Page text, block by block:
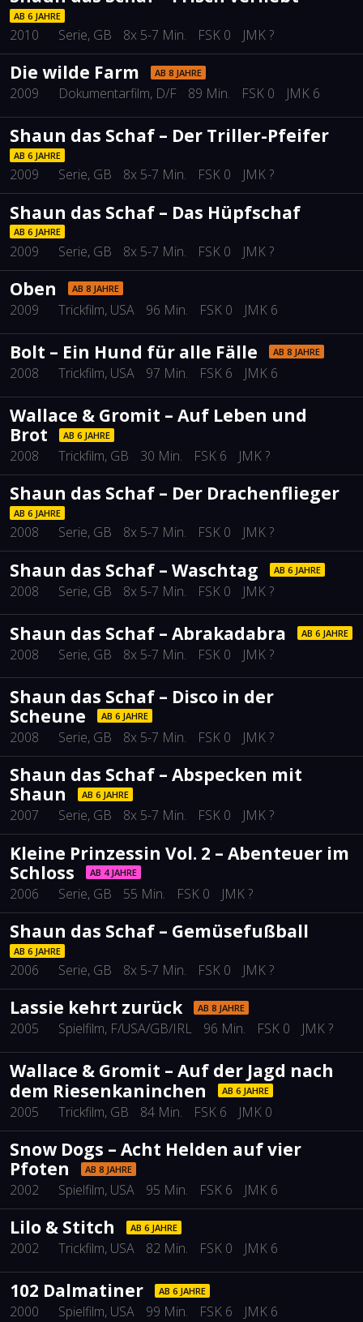
AB 6 JAHRE
2010 Serie, GB 8x 5-7 Min. FSK 0 JMK ?
Die wilde Farm AB 8 JAHRE
2009 Dokumentarfilm, D/F 89 Min. FSK 0 JMK 6
Shaun das Schaf – Der Triller-Pfeifer
AB 6 JAHRE
2009 Serie, GB 8x 5-7 Min. FSK 0 JMK ?
Shaun das Schaf – Das Hüpfschaf
AB 6 JAHRE
2009 Serie, GB 8x 5-7 Min. FSK 0 JMK ?
Oben AB 8 JAHRE
2009 Trickfilm, USA 96 Min. FSK 0 JMK 6
Bolt – Ein Hund für alle Fälle AB 8 JAHRE
2008 Trickfilm, USA 97 Min. FSK 6 JMK 6
Wallace & Gromit – Auf Leben und
Brot
AB 6 JAHRE
2008 Trickfilm, GB 30 Min. FSK 6 JMK ?
Shaun das Schaf – Der Drachenflieger
AB 6 JAHRE
2008 Serie, GB 8x 5-7 Min. FSK 0 JMK ?
Shaun das Schaf – Waschtag AB 6 JAHRE
2008 Serie, GB 8x 5-7 Min. FSK 0 JMK ?
Shaun das Schaf – Abrakadabra AB 6 JAHRE
2008 Serie, GB 8x 5-7 Min. FSK 0 JMK ?
Shaun das Schaf – Disco in der
Scheune
AB 6 JAHRE
2008 Serie, GB 8x 5-7 Min. FSK 0 JMK ?
Shaun das Schaf – Abspecken mit
Shaun
AB 6 JAHRE
2007 Serie, GB 8x 5-7 Min. FSK 0 JMK ?
Kleine Prinzessin Vol. 2 – Abenteuer im
Schloss
AB 4 JAHRE
2006 Serie, GB 55 Min. FSK 0 JMK ?
Shaun das Schaf – Gemüsefußball
AB 6 JAHRE
2006 Serie, GB 8x 5-7 Min. FSK 0 JMK ?
Lassie kehrt zurück AB 8 JAHRE
2005 Spielfilm, F/USA/GB/IRL 96 Min. FSK 0 JMK ?
Wallace & Gromit – Auf der Jagd nach
dem Riesenkaninchen
AB 6 JAHRE
2005 Trickfilm, GB 84 Min. FSK 6 JMK 0
Snow Dogs – Acht Helden auf vier
Pfoten
AB 8 JAHRE
2002 Spielfilm, USA 95 Min. FSK 6 JMK 6
Lilo & Stitch AB 6 JAHRE
2002 Trickfilm, USA 82 Min. FSK 0 JMK 6
102 Dalmatiner AB 6 JAHRE
2000 Spielfilm, USA 99 Min. FSK 6 JMK 6